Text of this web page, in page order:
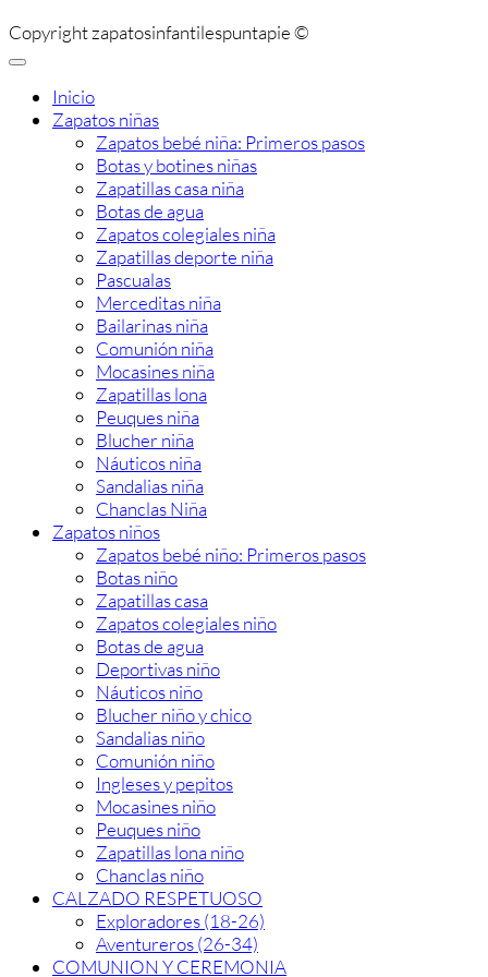
Copyright zapatosinfantilespuntapie ©
Inicio
Zapatos niñas
Zapatos bebé niña: Primeros pasos
Botas y botines niñas
Zapatillas casa niña
Botas de agua
Zapatos colegiales niña
Zapatillas deporte niña
Pascualas
Merceditas niña
Bailarinas niña
Comunión niña
Mocasines niña
Zapatillas lona
Peuques niña
Blucher niña
Náuticos niña
Sandalias niña
Chanclas Niña
Zapatos niños
Zapatos bebé niño: Primeros pasos
Botas niño
Zapatillas casa
Zapatos colegiales niño
Botas de agua
Deportivas niño
Náuticos niño
Blucher niño y chico
Sandalias niño
Comunión niño
Ingleses y pepitos
Mocasines niño
Peuques niño
Zapatillas lona niño
Chanclas niño
CALZADO RESPETUOSO
Exploradores (18-26)
Aventureros (26-34)
COMUNION Y CEREMONIA